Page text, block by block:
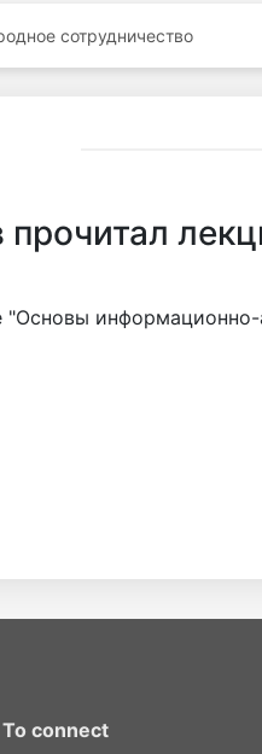
сотрудничество
информационно-
To connect